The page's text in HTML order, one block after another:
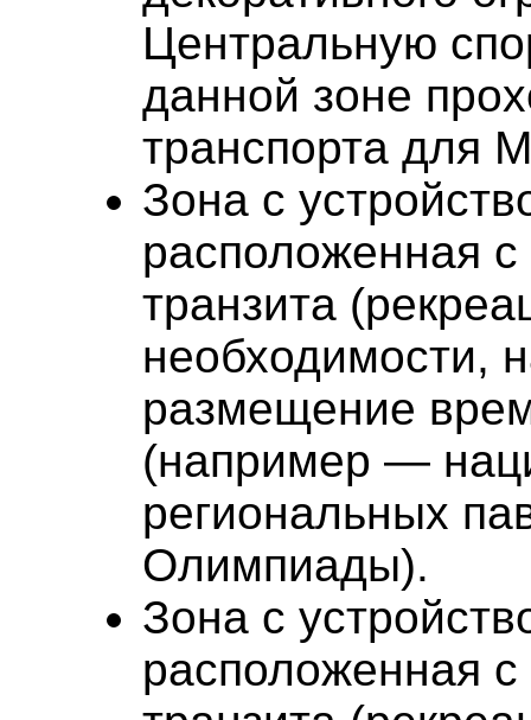
Центральную
данной зоне
транспорта для
Зона с
расположенная
транзита
необходимости,
размещение
(например —
региональных
Олимпиады).
Зона с
расположенная